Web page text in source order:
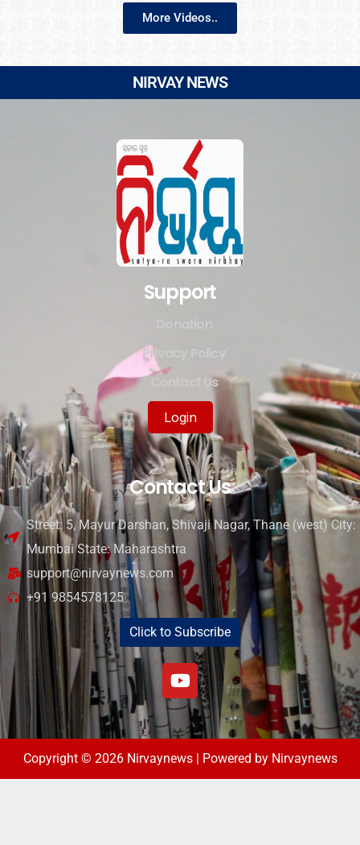
More Videos..
NIRVAY NEWS
Support
Privacy Policy
Contact Us
Login
Contact Us
Street: 5, Mayur Darshan, Shivaji Nagar, Thane (west) City:
Mumbai State: Maharashtra
support@nirvaynews.com
+91 9854578125
Click to Subscribe
Copyright © 2026 Nirvaynews | Powered by Nirvaynews